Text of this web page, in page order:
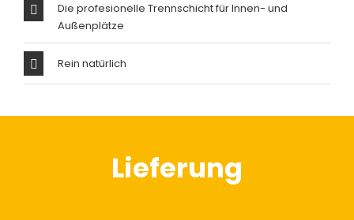
Die profesionelle Trennschicht für Innen- und
Außenplätze
Rein natürlich
Lieferung